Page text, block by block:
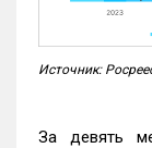
Источник:
За девять